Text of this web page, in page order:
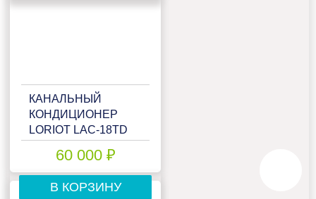
КАНАЛЬНЫЙ
КОНДИЦИОНЕР
LORIOT LAC-18TD
60 000 ₽
В КОРЗИНУ